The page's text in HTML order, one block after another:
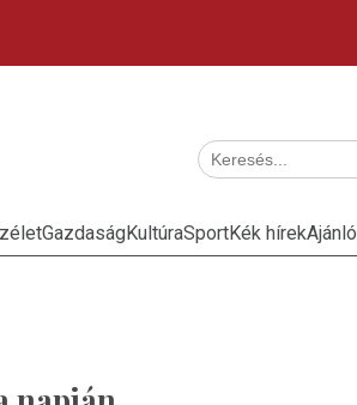
GazdaságKultúraSportKék hírekAjánló